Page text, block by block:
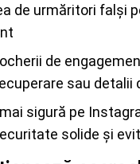
de urmăritori falși
de
sau
sigură pe
solide și